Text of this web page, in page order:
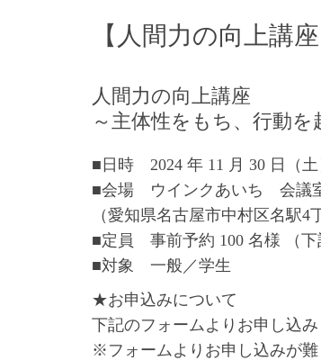
【人間力の向上講
人間力の向上講座
～主体性をもち、行動を
■日時 2024 年 11 月 30 日（土
■会場 ウインクあいち 会議室
（愛知県名古屋市中村区名駅4
■定員 事前予約 100 名様 （下
■対象 一般／学生
★お申込みについて
下記のフォームよりお申し込み
※フォームよりお申し込みが難